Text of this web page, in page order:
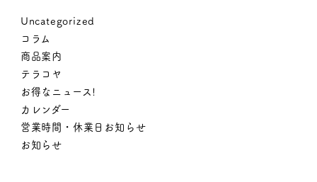
Uncategorized
コラム
商品案内
テラコヤ
お得なニュース!
カレンダー
営業時間・休業日お知らせ
お知らせ